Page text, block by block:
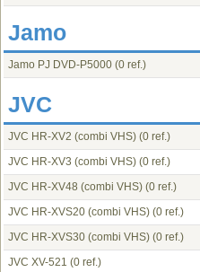
Jamo
Jamo PJ DVD-P5000 (0 ref.)
JVC
JVC HR-XV2 (combi VHS) (0 ref.)
JVC HR-XV3 (combi VHS) (0 ref.)
JVC HR-XV48 (combi VHS) (0 ref.)
JVC HR-XVS20 (combi VHS) (0 ref.)
JVC HR-XVS30 (combi VHS) (0 ref.)
JVC XV-521 (0 ref.)